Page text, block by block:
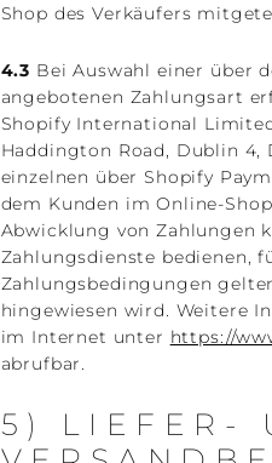
Shop des Verkäufers
4.3 Bei Auswahl einer über
angebotenen Zahlungsart
Shopify International
Haddington Road, Dublin 4,
einzelnen über Shopify
dem Kunden im Online-
Abwicklung von Zahlungen
Zahlungsdienste bedienen,
Zahlungsbedingungen
hingewiesen wird. Weitere
im Internet unter https://
abrufbar.
5) LIEFER-